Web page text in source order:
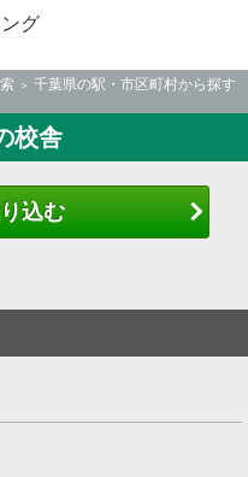
グ
千葉県の駅・市区町村から探す
校舎
込む